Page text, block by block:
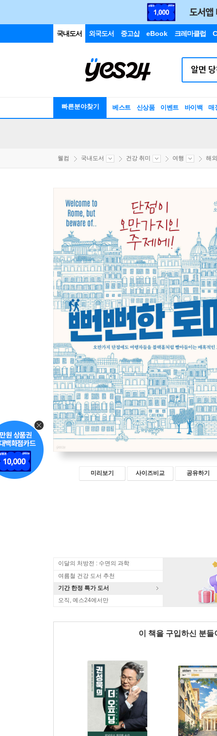
국내도서 외국도서 중고샵 eBook 크레마클럽
빠른분야찾기 베스트 신상품 이벤트 바이백 매
웰컴 국내도서 건강 취미 여행 해
미리보기 사이즈비교 공유하기
이달의 처방전 : 수면의 과학
여름철 건강 도서 추천
기간 한정 특가 도서
오직, 예스24에서만
이 책을 구입하신 분